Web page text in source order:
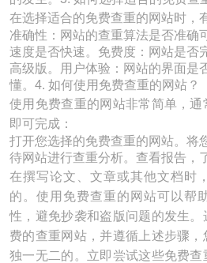
在选择适合的免费查重的网站时，
准确性：网站的查重算法是否准确
速度是否快速。免费度：网站是否
高级版。用户体验：网站的界面是
懂。4. 如何使用免费查重的网站？
使用免费查重的网站非常简单，
即可完成：
打开您选择的免费查重的网站。将
待网站进行查重分析。查看报告，
在撰写论文、文章或其他文档时
的。使用免费查重的网站可以帮
性，避免抄袭和盗版问题的发生
费的查重网站，并遵循上述步骤
独一无二的。立即尝试这些免费